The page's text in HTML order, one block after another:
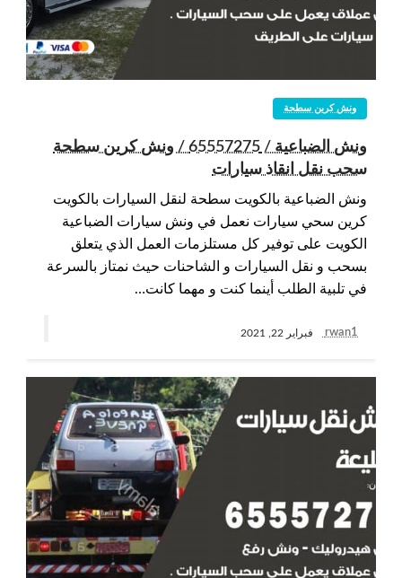
ونش كرين سطحة
ونش الضباعية / 65557275 / ونش كرين سطحة
سحب نقل انقاذ سيارات
ونش الضباعية بالكويت سطحة لنقل السيارات بالكويت
كرين سحي سيارات نعمل في ونش سيارات الضباعية
الكويت على توفير كل مستلزمات العمل الذي يتعلق
بسحب و نقل السيارات و الشاحنات حيث نمتاز بالسرعة
في تلبية الطلب أينما كنت و مهما كانت…
rwan1 فبراير 22, 2021